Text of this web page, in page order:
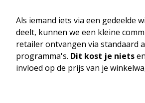
Als iemand iets via een gedeelde
deelt, kunnen we een kleine
retailer ontvangen via standaard
programma's. Dit kost je niets
invloed op de prijs van je